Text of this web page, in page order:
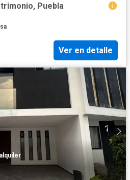
Puebla
Ver en detalle